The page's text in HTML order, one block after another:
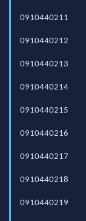
0910440211
0910440212
0910440213
0910440214
0910440215
0910440216
0910440217
0910440218
0910440219